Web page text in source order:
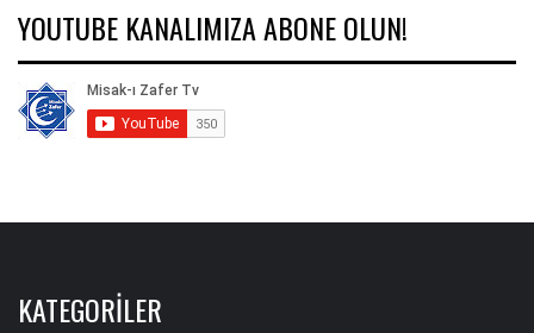
YOUTUBE KANALIMIZA ABONE OLUN!
KATEGORILER